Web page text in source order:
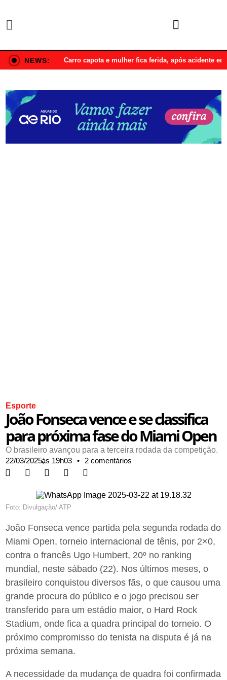
NEWS: Carro capota e mulher fica ferida, após acidente
Esporte
João Fonseca vence e se classifica
para próxima fase do Miami Open
O brasileiro avançou para a terceira rodada da competição.
22/03/2025,às 19h03 • 2 comentários
Foto: Divulgação/ ATP
João Fonseca vence partida pela segunda rodada do
Miami Open, torneio internacional de tênis, por 2×0,
contra o francês Ugo Humbert, 20º no ranking
mundial, neste sábado (22). Nos últimos meses, o
brasileiro conquistou diversos fãs, o que causou uma
grande procura do público e o jogo precisou ser
transferido para um estádio maior, o Hard Rock
Stadium, onde fica a quadra principal do torneio. O
próximo compromisso do tenista na disputa é já na
próxima semana.
A necessidade da mudança de quadra foi confirmada